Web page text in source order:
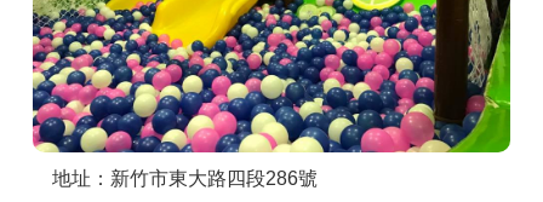
APP下載
地址：新竹市東大路四段286號